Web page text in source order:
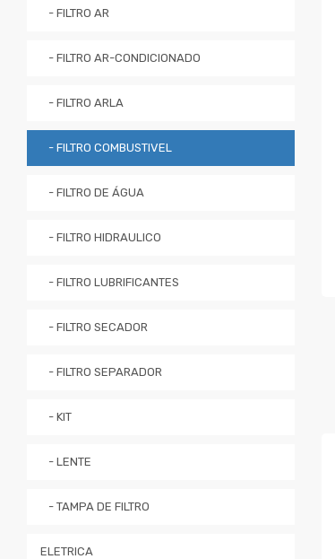
- FILTRO AR
- FILTRO AR-CONDICIONADO
- FILTRO ARLA
- FILTRO COMBUSTIVEL
- FILTRO DE ÁGUA
- FILTRO HIDRAULICO
- FILTRO LUBRIFICANTES
- FILTRO SECADOR
- FILTRO SEPARADOR
- KIT
- LENTE
- TAMPA DE FILTRO
ELETRICA